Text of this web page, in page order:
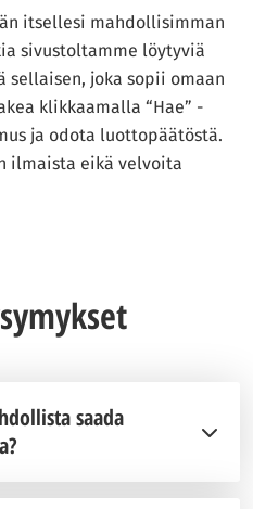
itsellesi mahdollisimman
sivustoltamme löytyviä
joka sopii omaan
klikkaamalla “Hae” -
ja odota luottopäätöstä.
ilmaista eikä velvoita
saada